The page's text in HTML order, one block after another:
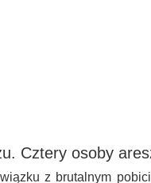
Cztery osoby
z brutalnym